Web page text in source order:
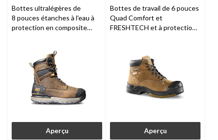
Bottes ultralégères de
8 pouces étanches à l'eau à
protection en composite
Aperçu
Bottes de travail de 6 pouces
Quad Comfort et
FRESHTECH et à protection
Aperçu